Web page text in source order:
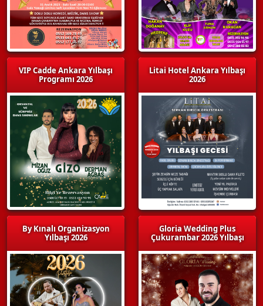
VIP Cadde Ankara Yılbaşı
Programı 2026
By Kınalı Organizasyon
Yılbaşı 2026
Litai Hotel Ankara Yılbaşı
2026
Gloria Wedding Plus
Çukurambar 2026 Yılbaşı